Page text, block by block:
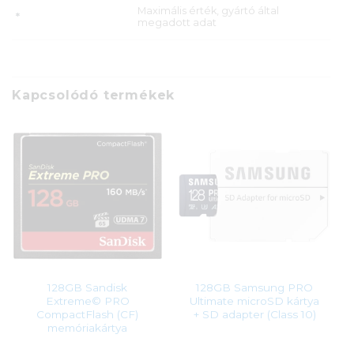
*
Maximális érték, gyártó által
megadott adat
Kapcsolódó termékek
128GB Sandisk
Extreme© PRO
CompactFlash (CF)
memóriakártya
128GB Samsung PRO
Ultimate microSD kártya
+ SD adapter (Class 10)